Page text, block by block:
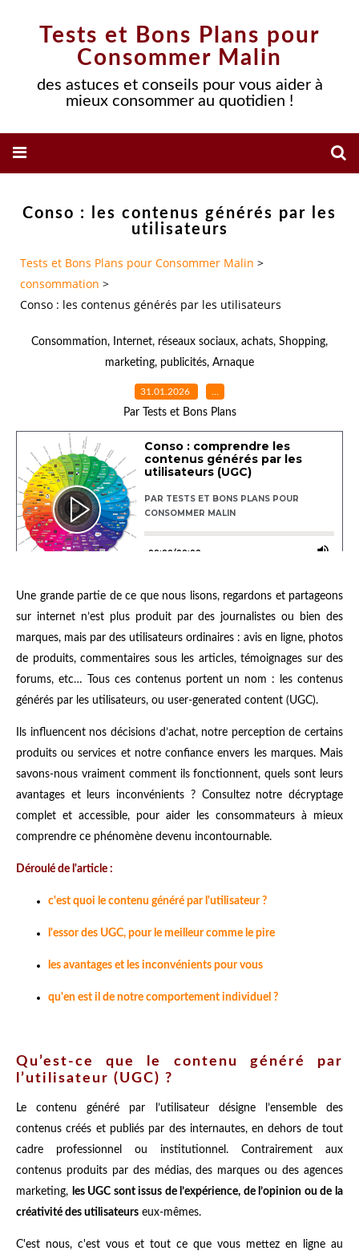
Tests et Bons Plans pour
Consommer Malin
des astuces et conseils pour vous aider à
mieux consommer au quotidien !
Conso : les contenus générés par les
utilisateurs
Tests et Bons Plans pour Consommer Malin >
consommation >
Conso : les contenus générés par les utilisateurs
Consommation, Internet, réseaux sociaux, achats, Shopping,
marketing, publicités, Arnaque
31.01.2026 …
Par Tests et Bons Plans
Une grande partie de ce que nous lisons, regardons et partageons
sur internet n’est plus produit par des journalistes ou bien des
marques, mais par des utilisateurs ordinaires : avis en ligne, photos
de produits, commentaires sous les articles, témoignages sur des
forums, etc… Tous ces contenus portent un nom : les contenus
générés par les utilisateurs, ou user-generated content (UGC).
Ils influencent nos décisions d’achat, notre perception de certains
produits ou services et notre confiance envers les marques. Mais
savons-nous vraiment comment ils fonctionnent, quels sont leurs
avantages et leurs inconvénients ? Consultez notre décryptage
complet et accessible, pour aider les consommateurs à mieux
comprendre ce phénomène devenu incontournable.
Déroulé de l'article :
c'est quoi le contenu généré par l'utilisateur ?
l'essor des UGC, pour le meilleur comme le pire
les avantages et les inconvénients pour vous
qu'en est il de notre comportement individuel ?
Qu’est-ce que le contenu généré par
l’utilisateur (UGC) ?
Le contenu généré par l’utilisateur désigne l’ensemble des
contenus créés et publiés par des internautes, en dehors de tout
cadre professionnel ou institutionnel. Contrairement aux
contenus produits par des médias, des marques ou des agences
marketing, les UGC sont issus de l’expérience, de l’opinion ou de la
créativité des utilisateurs eux-mêmes.
C'est nous, c'est vous et tout ce que vous mettez en ligne au